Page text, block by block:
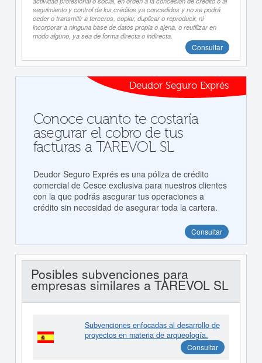
seguimiento y control de los créditos ya concedidos y no se podrá
ceder o transmitir a terceros, copiar, duplicar o reproducir, ni
incorporar a ninguna base de datos propia o ajena, o reutilizar en
modo alguno, ya sea de forma directa o indirecta.
Consultar
Deudor Seguro Exprés
Conoce cuanto te costaría
asegurar el cobro de tus
facturas a TAREVOL SL
Deudor Seguro Exprés es una póliza de crédito
comercial de Cesce exclusiva para nuestros clientes
con la que podrás asegurar tus operaciones a
crédito sin necesidad de asegurar toda la cartera.
Consultar
Posibles subvenciones para
empresas similares a TAREVOL SL
Subvenciones enfocadas al desarrollo de
proyectos en materia de arqueología.
Consultar